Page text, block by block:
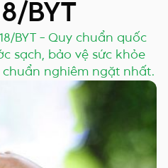
BYT
BYT – Quy chuẩn quốc
sạch, bảo vệ sức khỏe
nghiêm ngặt nhất.